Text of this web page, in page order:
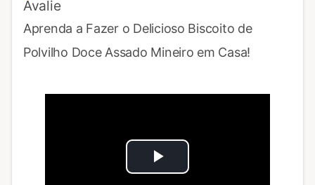
Avalie
Aprenda a Fazer o Delicioso Biscoito de
Polvilho Doce Assado Mineiro em Casa!
Play